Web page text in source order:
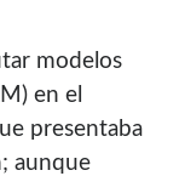
modelos
en el
presentaba
aunque